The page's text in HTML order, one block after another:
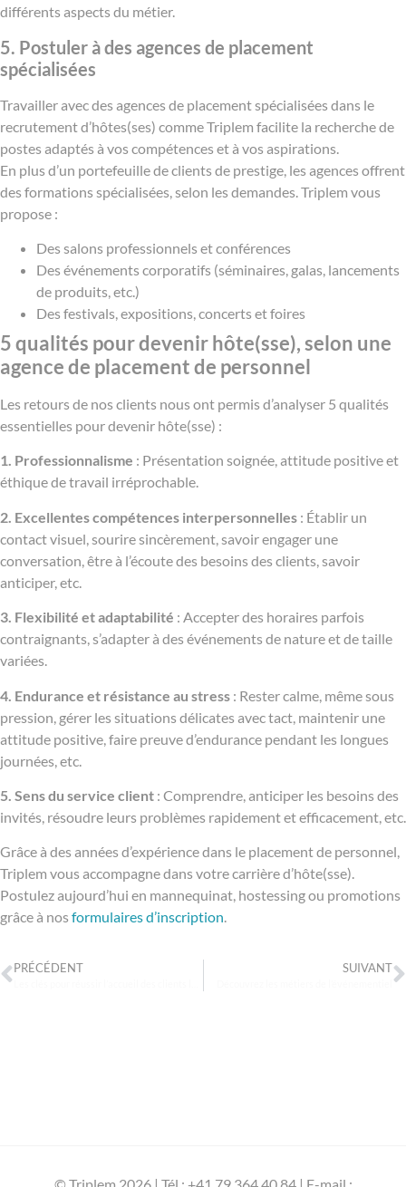
différents aspects du métier.
5. Postuler à des agences de placement
spécialisées
Travailler avec des agences de placement spécialisées dans le
recrutement d’hôtes(ses) comme Triplem facilite la recherche de
postes adaptés à vos compétences et à vos aspirations.
En plus d’un portefeuille de clients de prestige, les agences offrent
des formations spécialisées, selon les demandes. Triplem vous
propose :
Des salons professionnels et conférences
Des événements corporatifs (séminaires, galas, lancements
de produits, etc.)
Des festivals, expositions, concerts et foires
5 qualités pour devenir hôte(sse), selon une
agence de placement de personnel
Les retours de nos clients nous ont permis d’analyser 5 qualités
essentielles pour devenir hôte(sse) :
1. Professionnalisme : Présentation soignée, attitude positive et
éthique de travail irréprochable.
2. Excellentes compétences interpersonnelles : Établir un
contact visuel, sourire sincèrement, savoir engager une
conversation, être à l’écoute des besoins des clients, savoir
anticiper, etc.
3. Flexibilité et adaptabilité : Accepter des horaires parfois
contraignants, s’adapter à des événements de nature et de taille
variées​.
4. Endurance et résistance au stress : Rester calme, même sous
pression, gérer les situations délicates avec tact, maintenir une
attitude positive, faire preuve d’endurance pendant les longues
journées, etc.
5. Sens du service client : Comprendre, anticiper les besoins des
invités, résoudre leurs problèmes rapidement et efficacement, etc.
Grâce à des années d’expérience dans le placement de personnel,
Triplem vous accompagne dans votre carrière d’hôte(sse).
Postulez aujourd’hui en mannequinat, hostessing ou promotions
grâce à nosformulaires d’inscription.
PRÉCÉDENT SUIVANT